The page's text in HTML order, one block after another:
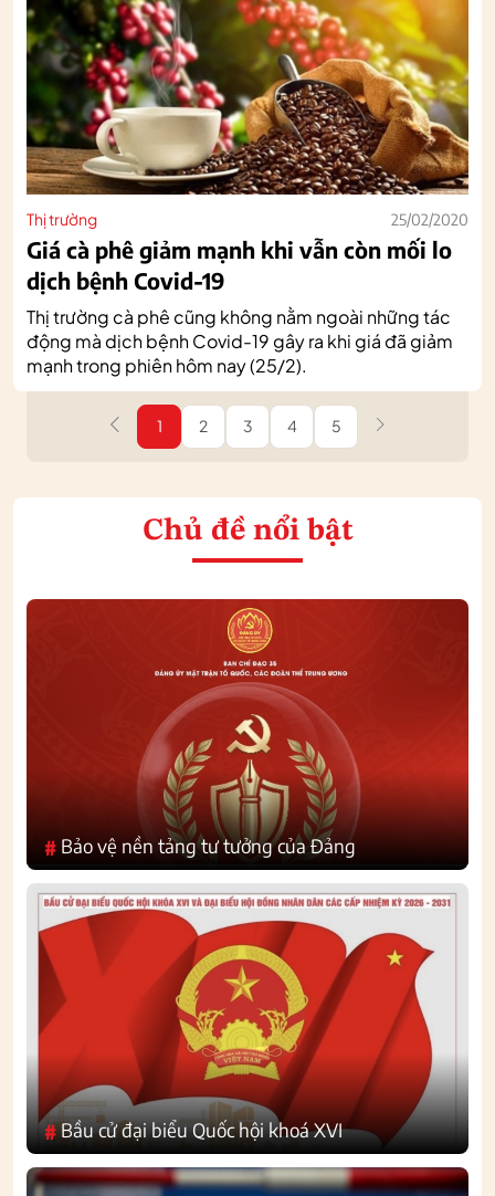
Thị trường 25/02/2020
Giá cà phê giảm mạnh khi vẫn còn mối lo
dịch bệnh Covid-19
Thị trường cà phê cũng không nằm ngoài những tác
động mà dịch bệnh Covid-19 gây ra khi giá đã giảm
mạnh trong phiên hôm nay (25/2).
1 2 3 4 5
Chủ đề nổi bật
# Bảo vệ nền tảng tư tưởng của Đảng
#Bầu cử đại biểu Quốc hội khoá XVI